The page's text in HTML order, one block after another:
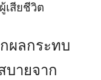
เสียชีวิต
ผลกระทบ
บายจาก